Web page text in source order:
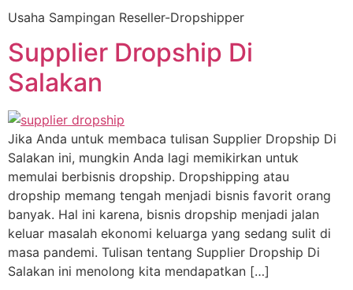
Usaha Sampingan Reseller-Dropshipper
Supplier Dropship Di
Salakan
Jika Anda untuk membaca tulisan Supplier Dropship Di
Salakan ini, mungkin Anda lagi memikirkan untuk
memulai berbisnis dropship. Dropshipping atau
dropship memang tengah menjadi bisnis favorit orang
banyak. Hal ini karena, bisnis dropship menjadi jalan
keluar masalah ekonomi keluarga yang sedang sulit di
masa pandemi. Tulisan tentang Supplier Dropship Di
Salakan ini menolong kita mendapatkan […]